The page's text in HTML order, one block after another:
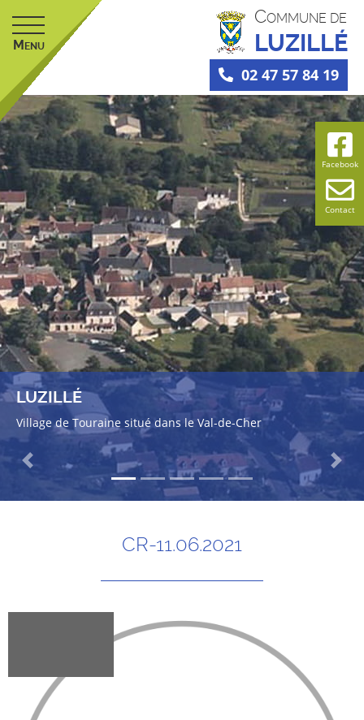
Facebook
Contact
M ENU
COMMUNE DE
LUZILLÉ
02 47 57 84 19
LUZILLÉ
Village de Touraine situé dans le Val-de-Cher
Previous Next
CR-11.06.2021